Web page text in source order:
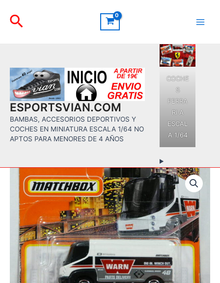
contenido
Buscar
ESPORTSVIAN.COM
BAMBAS, ACCESORIOS DEPORTIVOS Y
COCHES EN MINIATURA ESCALA 1/64 NO
APTOS PARA MENORES DE 4 AÑOS
COCHE
S
FERRA
RI A
ESCAL
A 1/64